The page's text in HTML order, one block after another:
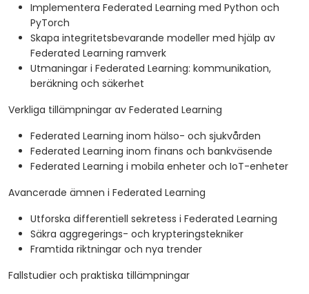
Implementera Federated Learning med Python och
PyTorch
Skapa integritetsbevarande modeller med hjälp av
Federated Learning ramverk
Utmaningar i Federated Learning: kommunikation,
beräkning och säkerhet
Verkliga tillämpningar av Federated Learning
Federated Learning inom hälso- och sjukvården
Federated Learning inom finans och bankväsende
Federated Learning i mobila enheter och IoT-enheter
Avancerade ämnen i Federated Learning
Utforska differentiell sekretess i Federated Learning
Säkra aggregerings- och krypteringstekniker
Framtida riktningar och nya trender
Fallstudier och praktiska tillämpningar